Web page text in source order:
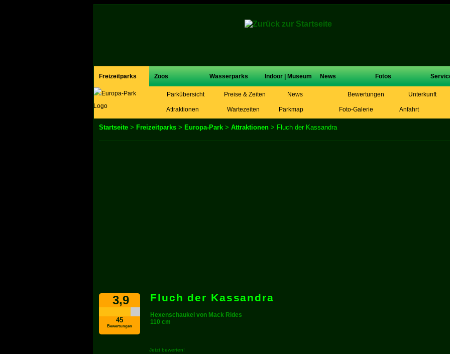
Freizeitparks Zoos Wasserparks Indoor | Museum News Fotos
Parkübersicht Preise & Zeiten News Bewertungen Unterkunft
Attraktionen Wartezeiten Parkmap Foto-Galerie Anfahrt
Startseite > Freizeitparks > Europa-Park > Attraktionen > Fluch der Kassandra
3,9
45
Bewertungen
Fluch der Kassandra
Hexenschaukel von Mack Rides
110 cm
Jetzt bewerten!